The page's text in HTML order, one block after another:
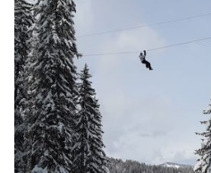
Hébergements
Restaurants
Activités
Services